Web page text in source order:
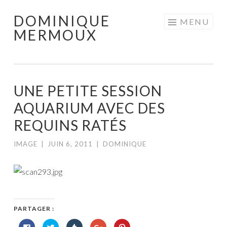
Aller
au
DOMINIQUE
MERMOUX
MENU
UNE PETITE SESSION
AQUARIUM AVEC DES
REQUINS RATÉS
IMAGE JUIN 6, 2011 DOMINIQUE
PARTAGER :
Cliquez Cliquez Cliquez Cliquez Cliquez